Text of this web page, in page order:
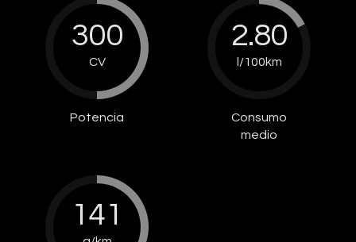
300
CV
Potencia
2.80
l/100km
Consumo
medio
141